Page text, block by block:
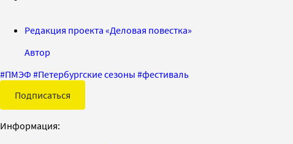
Редакция проекта «Деловая повестка»
Автор
#ПМЭФ #Петербургские сезоны #фестиваль
Подписаться
Информация: